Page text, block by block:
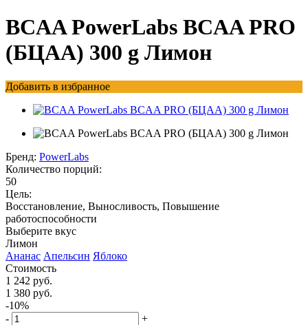
BCAA PowerLabs BCAA PRO
(БЦАА) 300 g Лимон
Добавить в избранное
Бренд: PowerLabs
Количество порций:
50
Цель:
Восстановление, Выносливость, Повышение
работоспособности
Выберите вкус
Лимон
Ананас Апельсин Яблоко
Стоимость
1 242 руб.
1 380 руб.
-10%
-
+